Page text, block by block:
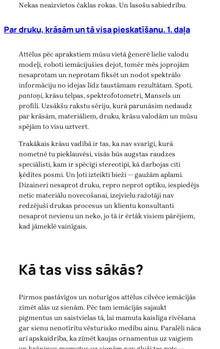
Nekas neaizvietos čaklas rokas. Un lasošu sabiedrību.
Par druku, krāsām un tā visa pieskatīšanu. 1. daļa
Attēlus pēc aprakstiem mūsu vietā ģenerē lielie valodu
modeļi, roboti iemācījušies dejot, tomēr mēs joprojām
nesaprotam un neprotam fiksēt un nodot spektrālo
informāciju no idejas līdz taustāmam rezultātam. Spoti,
pantoņi, krāsu telpas, spektrofotometri, Mansels un
profili. Uzsākšu rakstu sēriju, kurā parunāsim nedaudz
par krāsām, materiāliem, druku, krāsu valodām un mūsu
spējām to visu uztvert.
Trakākais krāsu vadībā ir tas, ka nav svarīgi, kurā
nometnē tu pieklauvēsi, visās būs augstas raudzes
speciālisti, kam ir spēcīgi stereotipi, kā darbojas citi
ķēdītes posmi. Un ļoti izteikti bieži — gaužām aplami.
Dizaineri nesaprot druku, repro neprot optiku, iespiedējs
netic materiālu novecošanai, izejvielu ražotāji nav
redzējuši drukas procesus un klientu konsultanti
nesaprot nevienu un neko, jo tā ir ērtāk visiem pārējiem,
kad jāmeklē vainīgais.
Kā tas viss sākās?
Pirmos pastāvīgos un noturīgos attēlus cilvēce iemācījās
zīmēt alās uz sienām. Pēc tam iemācījās sajaukt
pigmentus un saistvielas tā, lai mamuta kaislīga rīvēšana
gar sienu nenotīrītu vēsturisko medību ainu. Paralēli nāca
arī apskaidrība, ka zīmēt kaujas ornamentus uz vaigiem